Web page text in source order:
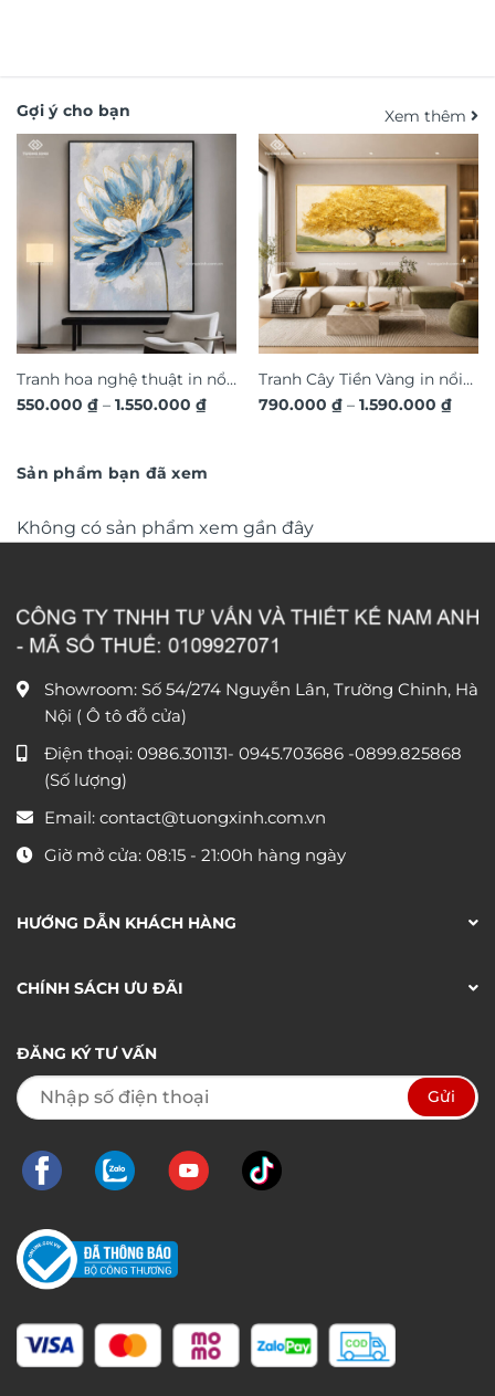
Gợi ý cho bạn Xem thêm
Tranh hoa nghệ thuật in nổi
3D hiệu ứng dát vàng sang
550.000 ₫ – 1.550.000 ₫Khoảng
1.550.000 ₫
Tranh Cây Tiền Vàng in nổi
3D dát vàng ánh kim sang
790.000 ₫ – 1.590.000 ₫
Sản phẩm bạn đã xem
Không có sản phẩm xem gần đây
Showroom: Số 54/274 Nguyễn Lân, Trường Chinh, Hà
Nội ( Ô tô đỗ cửa)
Điện thoại: 0986.301131- 0945.703686 -0899.825868
(Số lượng)
Email: contact@tuongxinh.com.vn
Giờ mở cửa: 08:15 - 21:00h hàng ngày
HƯỚNG DẪN KHÁCH HÀNG
CHÍNH SÁCH ƯU ĐÃI
ĐĂNG KÝ TƯ VẤN